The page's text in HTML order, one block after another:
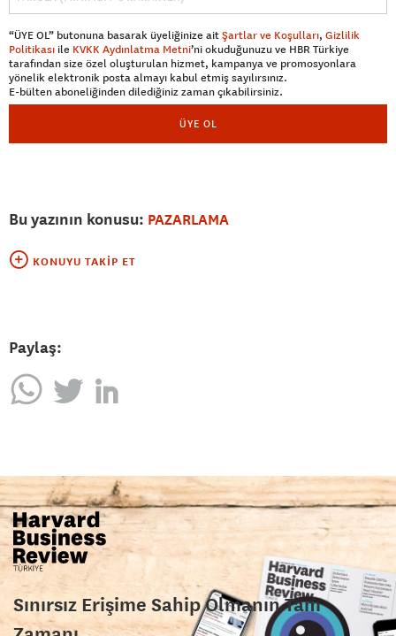
“ÜYE OL” butonuna basarak üyeliğinize aitŞartlar ve Koşulları, Gizlilik
Politikası ile KVKK Aydınlatma Metni’ni okuduğunuzu ve HBR Türkiye
tarafından size özel oluşturulan hizmet, kampanya ve promosyonlara
yönelik elektronik posta almayı kabul etmiş sayılırsınız.
E-bülten aboneliğinden dilediğiniz zaman çıkabilirsiniz.
ÜYE OL
Bu yazının konusu: PAZARLAMA
KONUYU TAKIP ET
Paylaş:
Sınırsız Erişime Sahip Olmanın Tam